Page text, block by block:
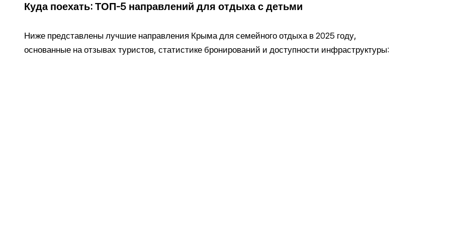
Куда поехать: ТОП-5 направлений для отдыха с детьми
Ниже представлены лучшие направления Крыма для семейного отдыха в 2025 году,
основанные на отзывах туристов, статистике бронирований и доступности инфраструктуры: